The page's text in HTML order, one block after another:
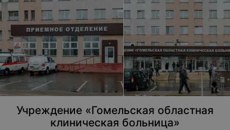
Учреждение «Гомельская областная
клиническая больница»